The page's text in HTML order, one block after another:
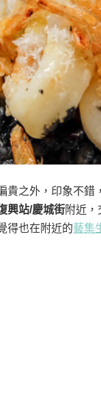
貴之外，印象不錯
興站/慶城街附近
得也在附近的藝集